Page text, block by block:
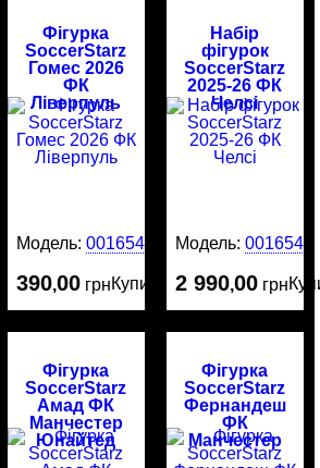
Фігурка
SoccerStarz
Гомес 2026
ФК
Ліверпуль
Модель:0016545
390,00 грнКупити
Набір
фігурок
SoccerStarz
2025-26 ФК
Челсі
Модель: 0016544
2 990,00 грн
Фігурка
SoccerStarz
Амад ФК
Манчестер
Юнайтед
Фігурка
SoccerStarz
Фернандеш
ФК
Манчестер
Юнайтед